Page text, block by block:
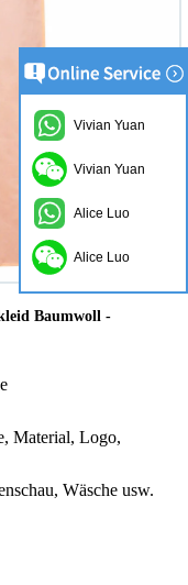
Baumwoll -
Material, Logo,
Wäsche usw.
Vivian Yuan
Vivian Yuan
Alice Luo
Alice Luo